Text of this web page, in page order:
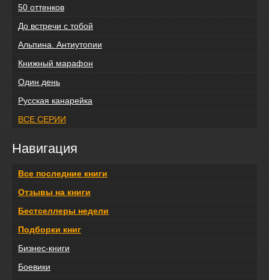
50 оттенков
До встречи с тобой
Альпина. Антиутопии
Книжный марафон
Один день
Русская канарейка
ВСЕ СЕРИИ
Навигация
Все последние книги
Отзывы на книги
Бестселлеры недели
Подборки книг
Бизнес-книги
Боевики